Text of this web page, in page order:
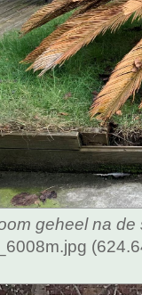
geheel na de